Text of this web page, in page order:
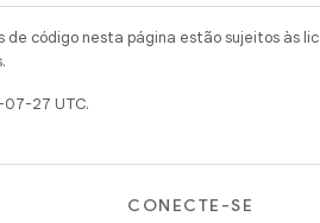
de código nesta página estão sujeitos às
27 UTC.
CONECTE-SE